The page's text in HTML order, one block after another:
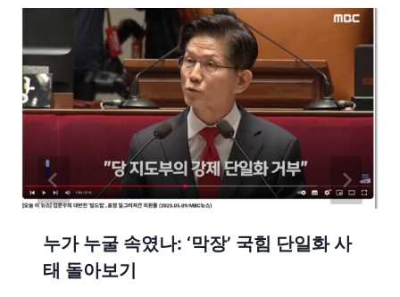
누가 누굴 속였나: ‘막장’ 국힘 단일화 사
태 돌아보기